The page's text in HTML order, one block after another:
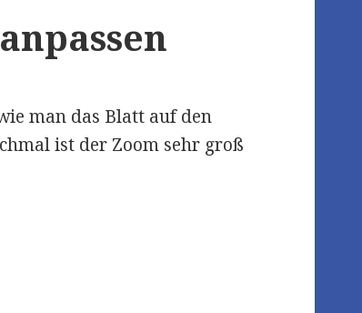
man das Blatt auf den
ist der Zoom sehr groß